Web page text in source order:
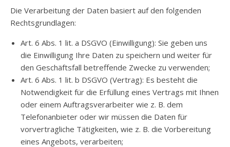
Die Verarbeitung der Daten basiert auf den folgenden
Rechtsgrundlagen:
Art. 6 Abs. 1 lit. a DSGVO (Einwilligung): Sie geben uns
die Einwilligung Ihre Daten zu speichern und weiter für
den Geschäftsfall betreffende Zwecke zu verwenden;
Art. 6 Abs. 1 lit. b DSGVO (Vertrag): Es besteht die
Notwendigkeit für die Erfüllung eines Vertrags mit Ihnen
oder einem Auftragsverarbeiter wie z. B. dem
Telefonanbieter oder wir müssen die Daten für
vorvertragliche Tätigkeiten, wie z. B. die Vorbereitung
eines Angebots, verarbeiten;